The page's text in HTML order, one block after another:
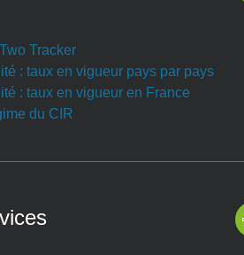
Tracker
: taux en vigueur pays par pays
: taux en vigueur en France
du CIR